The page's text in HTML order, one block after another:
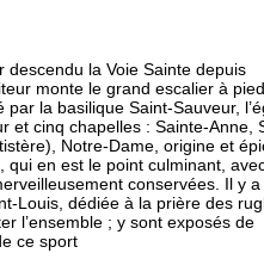
descendu la Voie Sainte depuis
monte le grand escalier à
la basilique Saint-Sauveur,
et cinq chapelles : Sainte-Anne,
Notre-Dame, origine et
en est le point culminant,
conservées. Il y a
Louis, dédiée à la prière des
l’ensemble ; y sont exposés de
ce sport